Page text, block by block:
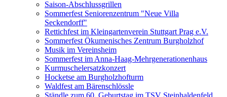
Saison-Abschlussgrillen
Sommerfest Seniorenzentrum "Neue Villa
Seckendorff"
Rettichfest im Kleingartenverein Stuttgart Prag e.V.
Sommerfest Ökumenisches Zentrum Burgholzhof
Musik im Vereinsheim
Sommerfest im Anna-Haag-Mehrgenerationenhaus
Kurmuschelersatzkonzert
Hocketse am Burgholzhofturm
Waldfest am Bärenschlössle
Ständle zum 60. Geburtstag im TSV Steinhaldenfeld